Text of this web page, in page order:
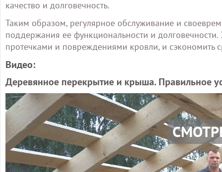
качество и долговечность.
Таким образом, регулярное обслуживание и
поддержания ее функциональности и
протечками и повреждениями кровли, и сэкономить
Видео:
Деревянное перекрытие и крыша. Правильное